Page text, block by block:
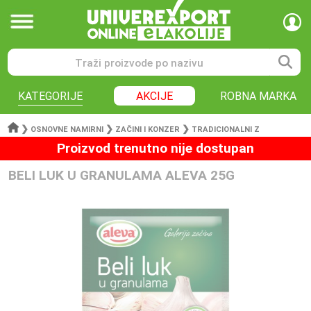
KATEGORIJE AKCIJE ROBNA MARKA
❯ OSNOVNE NAMIRNI ❯ ZAČINI I KONZER ❯ TRADICIONALNI Z
Proizvod trenutno nije dostupan
BELI LUK U GRANULAMA ALEVA 25G